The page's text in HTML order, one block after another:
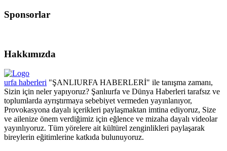
Sponsorlar
Hakkımızda
urfa haberleri "ŞANLIURFA HABERLERİ" ile tanışma zamanı,
Sizin için neler yapıyoruz? Şanlıurfa ve Dünya Haberleri tarafsız ve
toplumlarda ayrıştırmaya sebebiyet vermeden yayınlanıyor,
Provokasyona dayalı içerikleri paylaşmaktan imtina ediyoruz, Size
ve ailenize önem verdiğimiz için eğlence ve mizaha dayalı videolar
yayınlıyoruz. Tüm yörelere ait kültürel zenginlikleri paylaşarak
bireylerin eğitimlerine katkıda bulunuyoruz.